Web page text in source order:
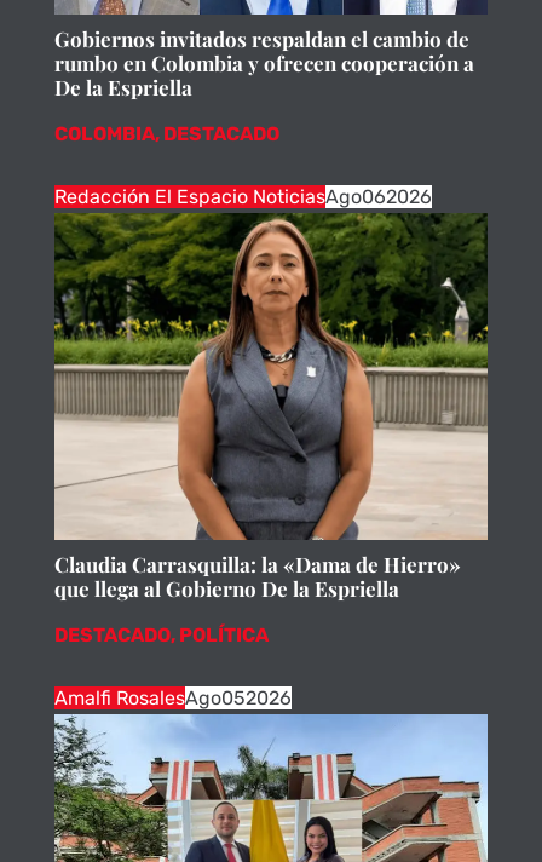
Gobiernos invitados respaldan el cambio de
rumbo en Colombia y ofrecen cooperación a
De la Espriella
COLOMBIA, DESTACADO
Redacción El Espacio NoticiasAgo062026
Claudia Carrasquilla: la «Dama de Hierro»
que llega al Gobierno De la Espriella
DESTACADO, POLÍTICA
Amalfi RosalesAgo052026